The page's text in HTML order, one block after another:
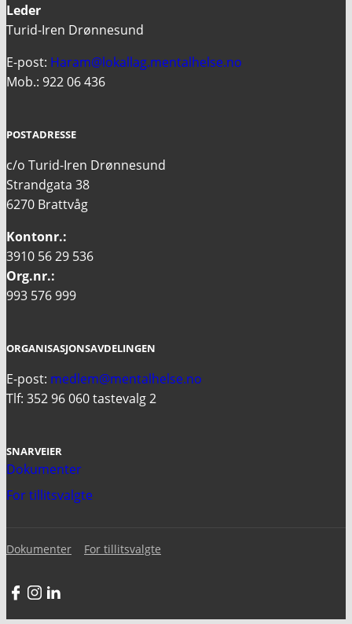
Leder
Turid-Iren Drønnesund
E-post: Haram@lokallag.mentalhelse.no
Mob.: 922 06 436
POSTADRESSE
c/o Turid-Iren Drønnesund
Strandgata 38
6270 Brattvåg
Kontonr.:
3910 56 29 536
Org.nr.:
993 576 999
ORGANISASJONSAVDELINGEN
E-post: medlem@mentalhelse.no
Tlf: 352 96 060 tastevalg 2
SNARVEIER
Dokumenter
For tillitsvalgte
Dokumenter For tillitsvalgte